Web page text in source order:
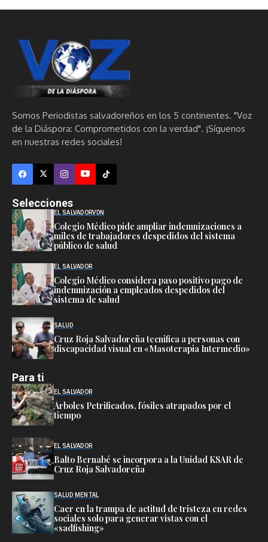
Somos Periodistas salvadoreños en los 5 continentes. "Voz
de la Diáspora: Comprometidos con la verdad". ¡Síguenos
en nuestras redes sociales!
Selecciones
EL SALVADORVDN
Colegio Médico pide ampliar indemnizaciones a
miles de trabajadores despedidos del sistema
público de salud
EL SALVADOR
Colegio Médico considera paso positivo pago de
indemnización a empleados despedidos del
sistema de salud
SALUD
Cruz Roja Salvadoreña tecnifica a personas con
discapacidad visual en «Masoterapia Intermedio»
Para ti
EL SALVADOR
Árboles Petrificados, fósiles atrapados por el
tiempo
EL SALVADOR
Balto Bernabé se incorpora a la Unidad KSAR de
Cruz Roja Salvadoreña
SALUD MENTAL
Caer en la trampa de actitud de tristeza en redes
sociales solo para generar vistas con el
«sadfishing»